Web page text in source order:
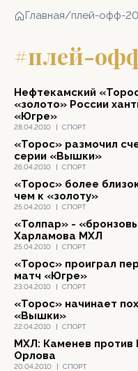
Главная/плей-офф-
#плей-
28.04.2010 | СПОРТ
Нефтекамский
«золото» России
«Югре»
26.04.2010 | СПОРТ
«Торос» размочил
серии «Вышки»
25.04.2010 | СПОРТ
«Торос» более
чем к «золоту»
25.04.2010 | СПОРТ
«Толпар» -
Харламова МХЛ
23.04.2010 | СПОРТ
«Торос» проиграл
матч «Югре»
22.04.2010 | СПОРТ
«Торос» начинает
«Вышки»
20.04.2010 | СПОРТ
МХЛ: Каменев против
Орлова